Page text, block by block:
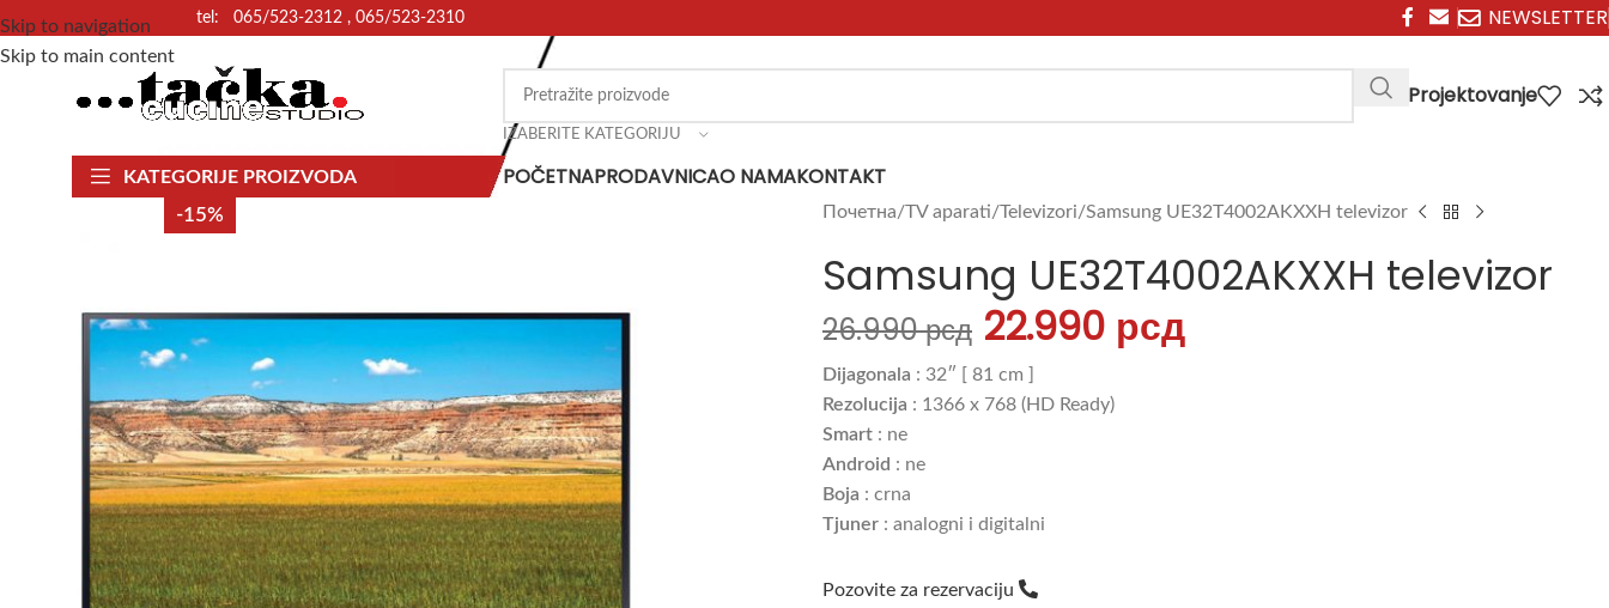
Skip to navigation
Skip to main content
tel: 065/523-2312 , 065/523-2310 NEWSLETTER
IZABERITE KATEGORIJU
Projektovanje
KATEGORIJE PROIZVODA POČETNAPRODAVNICAO NAMAKONTAKT
-15% Почетна TV aparati Televizori Samsung UE32T4002AKXXH televizor
Samsung UE32T4002AKXXH televizor
26.990рсд 22.990 рсд
Dijagonala : 32″ [ 81 cm ]
Rezolucija : 1366 x 768 (HD Ready)
Smart : ne
Android : ne
Boja : crna
Tjuner : analogni i digitalni
Pozovite za rezervaciju